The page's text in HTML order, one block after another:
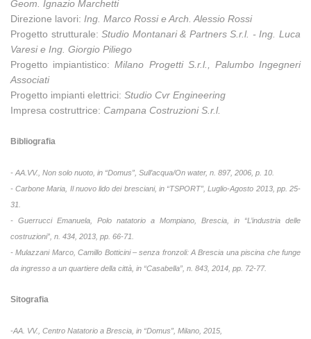
Geom. Ignazio Marchetti
Direzione lavori: Ing. Marco Rossi e Arch. Alessio Rossi
Progetto strutturale:Studio Montanari & Partners S.r.l. - Ing. Luca
Varesi e Ing. Giorgio Piliego
Progetto impiantistico:Milano Progetti S.r.l., Palumbo Ingegneri
Associati
Progetto impianti elettrici: Studio Cvr Engineering
Impresa costruttrice: Campana Costruzioni S.r.l.
Bibliografia
- AA.VV., Non solo nuoto, in “Domus”, Sull’acqua/On water, n. 897, 2006, p. 10.
- Carbone Maria, Il nuovo lido dei bresciani, in “TSPORT”, Luglio-Agosto 2013, pp. 25-
31.
- Guerrucci Emanuela, Polo natatorio a Mompiano, Brescia, in “L’industria delle
costruzioni”, n. 434, 2013, pp. 66-71.
- Mulazzani Marco, Camillo Botticini – senza fronzoli: A Brescia una piscina che funge
da ingresso a un quartiere della città, in “Casabella”, n. 843, 2014, pp. 72-77.
Sitografia
-AA. VV., Centro Natatorio a Brescia, in “Domus”, Milano, 2015,